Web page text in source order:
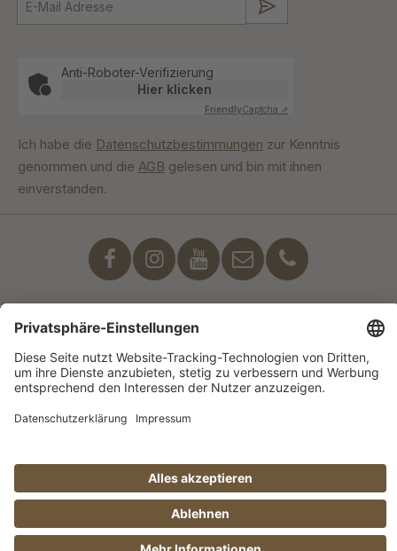
Anti-Roboter-Verifizierung
Hier klicken
FriendlyCaptcha ⇗
Ich habe die Datenschutzbestimmungen zur Kenntnis
genommen und die AGB gelesen und bin mit ihnen
einverstanden.
Unser Engagement
© Manufaktur Jörg Geiger GmbH 2026 |
* Preise exkl. MwSt. zzgl. Versandkosten